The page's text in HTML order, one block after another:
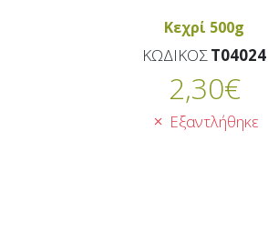
Κεχρί 500g
ΚΩΔΙΚΟΣT04024
2,30€
Εξαντλήθηκε